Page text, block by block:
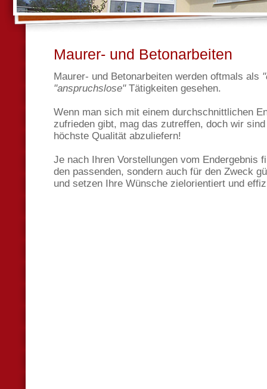
Maurer- und Betonarbeiten
Maurer- und Betonarbeiten werden oftmals als
"anspruchslose"Tätigkeiten gesehen.
Wenn man sich mit einem durchschnittlichen
zufrieden gibt, mag das zutreffen, doch wir
höchste Qualität abzuliefern!
Je nach Ihren Vorstellungen vom Endergebnis
den passenden, sondern auch für den Zweck
und setzen Ihre Wünsche zielorientiert und